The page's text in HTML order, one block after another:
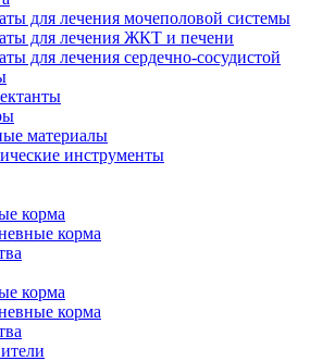
для лечения мочеполовой системы
для лечения ЖКТ и печени
для лечения сердечно-сосудистой
материалы
инструменты
корма
корма
корма
корма